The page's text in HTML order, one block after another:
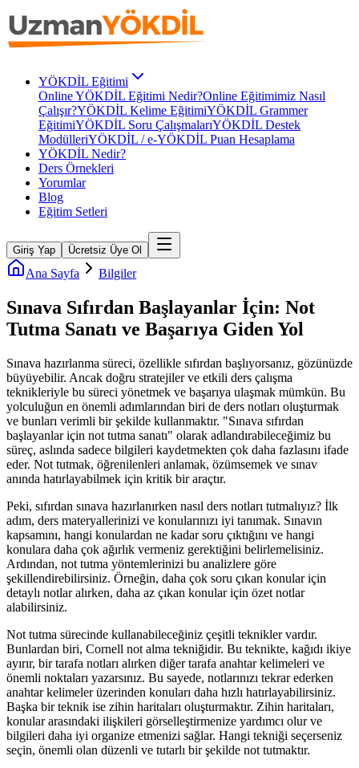
YÖKDİL Eğitimi
Online YÖKDİL Eğitimi Nedir?Online Eğitimimiz Nasıl
Çalışır?YÖKDİL Kelime EğitimiYÖKDİL Grammer
EğitimiYÖKDİL Soru ÇalışmalarıYÖKDİL Destek
ModülleriYÖKDİL / e-YÖKDİL Puan Hesaplama
YÖKDİL Nedir?
Ders Örnekleri
Yorumlar
Blog
Eğitim Setleri
Giriş Yap Ücretsiz Üye Ol
Ana Sayfa Bilgiler
Sınava Sıfırdan Başlayanlar İçin: Not
Tutma Sanatı ve Başarıya Giden Yol
Sınava hazırlanma süreci, özellikle sıfırdan başlıyorsanız, gözünüzde
büyüyebilir. Ancak doğru stratejiler ve etkili ders çalışma
teknikleriyle bu süreci yönetmek ve başarıya ulaşmak mümkün. Bu
yolculuğun en önemli adımlarından biri de ders notları oluşturmak
ve bunları verimli bir şekilde kullanmaktır. "Sınava sıfırdan
başlayanlar için not tutma sanatı" olarak adlandırabileceğimiz bu
süreç, aslında sadece bilgileri kaydetmekten çok daha fazlasını ifade
eder. Not tutmak, öğrenilenleri anlamak, özümsemek ve sınav
anında hatırlayabilmek için kritik bir araçtır.
Peki, sıfırdan sınava hazırlanırken nasıl ders notları tutmalıyız? İlk
adım, ders materyallerinizi ve konularınızı iyi tanımak. Sınavın
kapsamını, hangi konulardan ne kadar soru çıktığını ve hangi
konulara daha çok ağırlık vermeniz gerektiğini belirlemelisiniz.
Ardından, not tutma yöntemlerinizi bu analizlere göre
şekillendirebilirsiniz. Örneğin, daha çok soru çıkan konular için
detaylı notlar alırken, daha az çıkan konular için özet notlar
alabilirsiniz.
Not tutma sürecinde kullanabileceğiniz çeşitli teknikler vardır.
Bunlardan biri, Cornell not alma tekniğidir. Bu teknikte, kağıdı ikiye
ayırır, bir tarafa notları alırken diğer tarafa anahtar kelimeleri ve
önemli noktaları yazarsınız. Bu sayede, notlarınızı tekrar ederken
anahtar kelimeler üzerinden konuları daha hızlı hatırlayabilirsiniz.
Başka bir teknik ise zihin haritaları oluşturmaktır. Zihin haritaları,
konular arasındaki ilişkileri görselleştirmenize yardımcı olur ve
bilgileri daha iyi organize etmenizi sağlar. Hangi tekniği seçerseniz
seçin, önemli olan düzenli ve tutarlı bir şekilde not tutmaktır.